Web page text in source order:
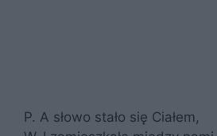
P. A słowo stało się Ciałem,